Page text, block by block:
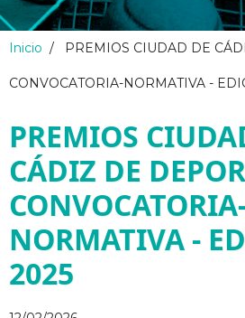
Inicio / PREMIOS CIUDAD DE
CONVOCATORIA-NORMATIVA -
PREMIOS
CÁDIZ DE
NORMATIVA -
2025